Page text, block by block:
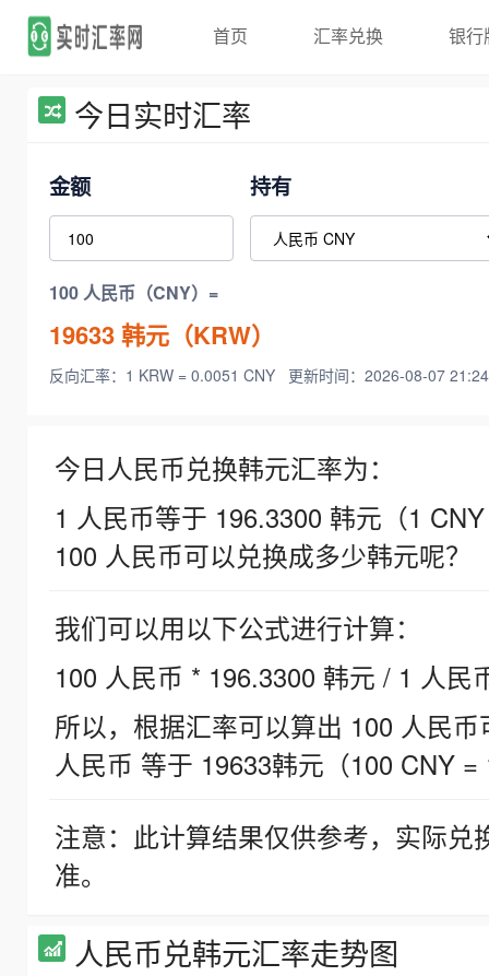
首页 汇率兑换 银行
今日实时汇率
金额 持有
100 人民币（CNY）=
19633韩元（KRW）
反向汇率：1 KRW = 0.0051 CNY 更新时间：2026-08-07
今日人民币兑换韩元汇率为：
1 人民币等于 196.3300 韩元（1
100 人民币可以兑换成多少韩元呢？
我们可以用以下公式进行计算：
100 人民币 * 196.3300 韩元 / 1 人民
所以，根据汇率可以算出 100 人民
人民币 等于 19633韩元（100 CNY =
注意：此计算结果仅供参考，实际
准。
人民币兑韩元汇率走势图